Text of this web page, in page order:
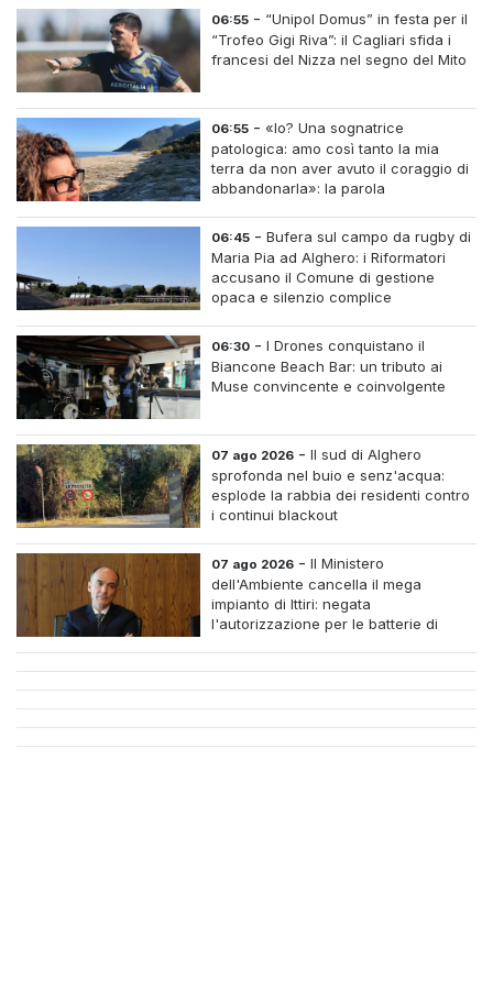
06:55 - “Unipol Domus” in festa per il
“Trofeo Gigi Riva”: il Cagliari sfida i
francesi del Nizza nel segno del Mito
06:55 - «Io? Una sognatrice
patologica: amo così tanto la mia
terra da non aver avuto il coraggio di
abbandonarla»: la parola
06:45 -Bufera sul campo da rugby di
Maria Pia ad Alghero: i Riformatori
accusano il Comune di gestione
opaca e silenzio complice
06:30 -I Drones conquistano il
Biancone Beach Bar: un tributo ai
Muse convincente e coinvolgente
07 ago 2026 -Il sud di Alghero
sprofonda nel buio e senz'acqua:
esplode la rabbia dei residenti contro
i continui blackout
07 ago 2026 -Il Ministero
dell'Ambiente cancella il mega
impianto di Ittiri: negata
l'autorizzazione per le batterie di